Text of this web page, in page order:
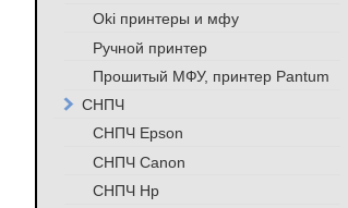
Oki принтеры и мфу
Ручной принтер
Прошитый МФУ, принтер Pantum
СНПЧ
СНПЧ Epson
СНПЧ Canon
СНПЧ Hp